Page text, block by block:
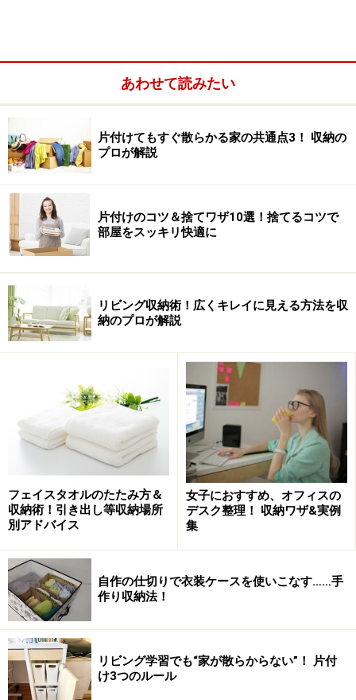
【INDEX】
スクエアボックス
マグネットタイ
整理トレーS
《書斎》3段出しケース（クリア）
ロックポット
粘土ケース
ダイソーのおすすめ収納グッズ1：スクエア
ボックス
ダイソーの定番人気商品「スクエアボックス」小・大・深型
【サイズ・価格】
深型：W 37×D 25×H 22cm ／税込216円（フタは別
売り・税込108円）
大：W 37×D 25×H 11.5cm ／税込108円（フタは別売
り・税込108円）
小：W 26×D 19×H 11.5cm／税込108円（フタもセッ
あわせて読みたい
片付けてもすぐ散らかる家の共通点3！ 収納の
プロが解説
片付けのコツ＆捨てワザ10選！捨てるコツで
部屋をスッキリ快適に
リビング収納術！広くキレイに見える方法を収
納のプロが解説
フェイスタオルのたたみ方＆
収納術！引き出し等収納場所
別アドバイス
女子におすすめ、オフィスの
デスク整理！ 収納ワザ&実例
集
自作の仕切りで衣装ケースを使いこなす……手
作り収納法！
リビング学習でも“家が散らからない”！ 片付
け3つのルール